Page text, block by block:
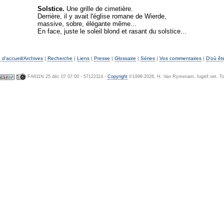
Solstice. Une grille de cimetière.
Derrière, il y avait l'église romane de Wierde,
massive, sobre, élégante même...
En face, juste le soleil blond et rasant du solstice...
d'accueil/Archives | Recherche | Liens | Presse | Glossaire | Séries | Vos commentaires | D'où
FA611N 25 déc 07 07:00 - 57122114 - Copyright©1996-2026, H. Van Rymenam, fugitif.net.